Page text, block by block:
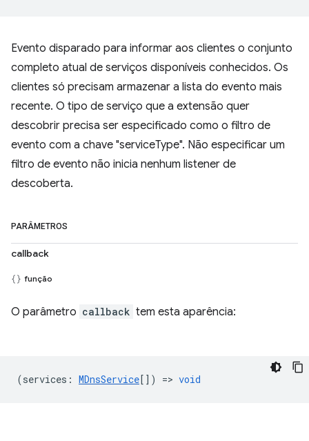
Evento disparado para informar aos clientes o conjunto
completo atual de serviços disponíveis conhecidos. Os
clientes só precisam armazenar a lista do evento mais
recente. O tipo de serviço que a extensão quer
descobrir precisa ser especificado como o filtro de
evento com a chave "serviceType". Não especificar um
filtro de evento não inicia nenhum listener de
descoberta.
PARÂMETROS
callback
função
O parâmetro callback tem esta aparência:
(services : MDnsService[]) => void